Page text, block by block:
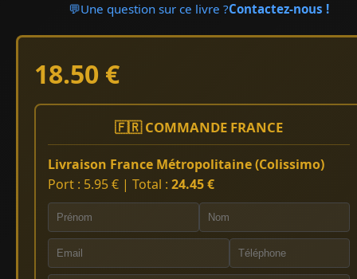
💬Une question sur ce livre ?Contactez-nous !
18.50 €
🇫🇷 COMMANDE FRANCE
Livraison France Métropolitaine (Colissimo)
Port : 5.95 € | Total : 24.45 €